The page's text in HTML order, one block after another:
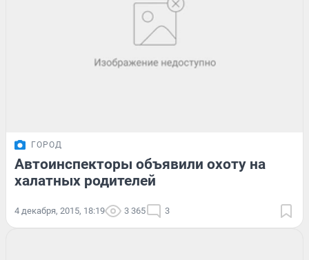
ГОРОД
Автоинспекторы объявили охоту на
халатных родителей
4 декабря, 2015, 18:19 3 365 3